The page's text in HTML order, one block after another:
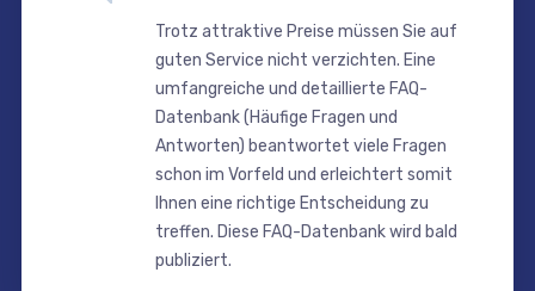
Trotz attraktive Preise müssen Sie auf
guten Service nicht verzichten. Eine
umfangreiche und detaillierte FAQ-
Datenbank (Häufige Fragen und
Antworten) beantwortet viele Fragen
schon im Vorfeld und erleichtert somit
Ihnen eine richtige Entscheidung zu
treffen. Diese FAQ-Datenbank wird bald
publiziert.